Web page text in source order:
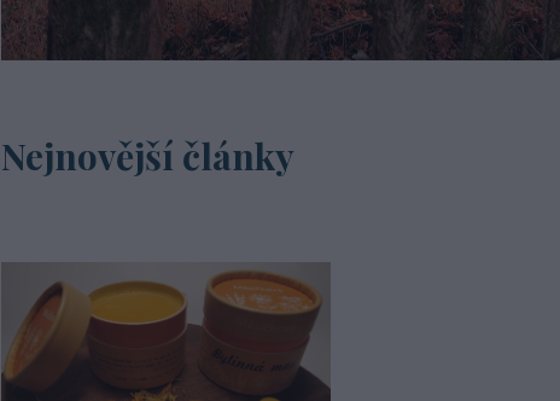
Nejnovější články